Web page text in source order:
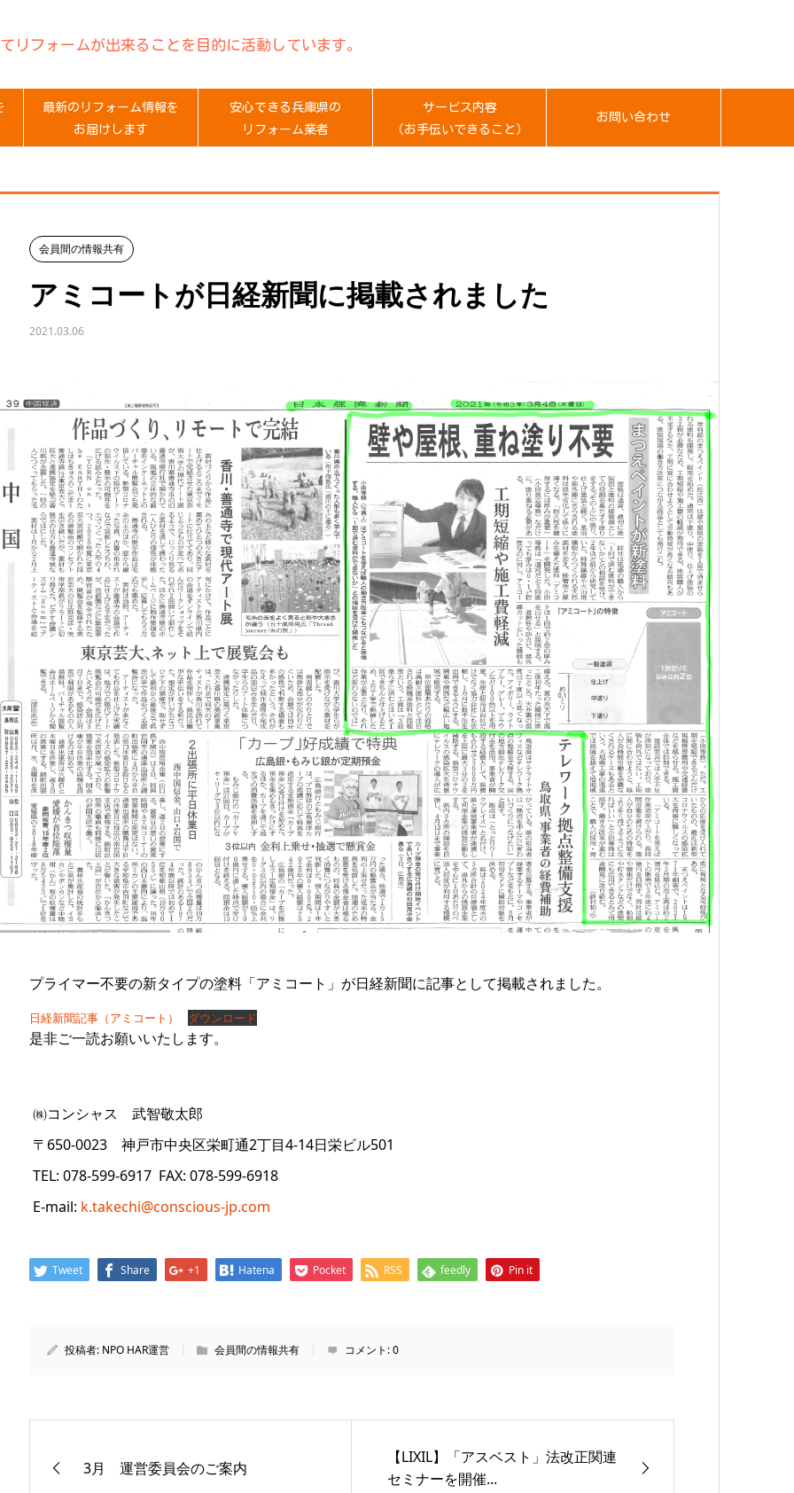
リフォームが出来ることを目的に活動しています。
最新のリフォーム情報を
お届けします
安心できる兵庫県の
リフォーム業者
サービス内容
（お手伝いできること）
お問い合わせ
会員間の情報共有
アミコートが日経新聞に掲載されました
2021.03.06
プライマー不要の新タイプの塗料「アミコート」が日経新聞に記事として掲載されました。
日経新聞記事（アミコート） ダウンロード
是非ご一読お願いいたします。
㈱コンシャス 武智敬太郎
〒650-0023 神戸市中央区栄町通2丁目4-14日栄ビル501
TEL: 078-599-6917 FAX: 078-599-6918
E-mail: k.takechi@conscious-jp.com
Tweet Share +1 Hatena Pocket RSS feedly Pin it
投稿者: NPO HAR運営 会員間の情報共有 コメント:0
3月 運営委員会のご案内
【LIXIL】「アスベスト」法改正関連
セミナーを開催...